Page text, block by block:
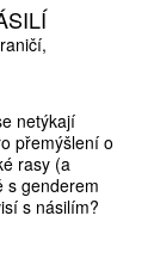
netýkají
přemýšlení o
rasy (a
s genderem
s násilím?